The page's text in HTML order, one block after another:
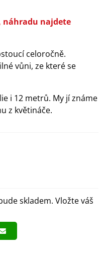
náhradu najdete
celoročně.
vůni, ze které se
i 12 metrů. My jí známe
z květináče.
skladem. Vložte váš